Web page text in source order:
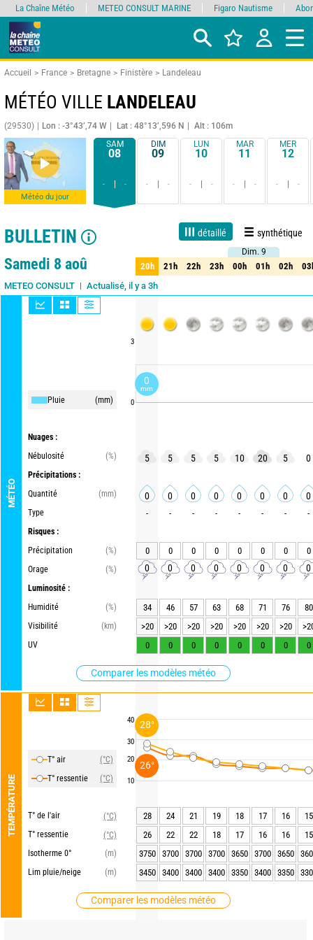
Accueil France Bretagne Finistère Landeleau
MÉTÉO VILLE LANDELEAU
(29530) Lon : -3°43’,74 W Lat : 48°13’,596 N Alt : 106m
Météo du jour
SAM
08
- -
DIM
09
- -
LUN
10
- -
MAR
11
- -
MER
12
- -
BULLETIN détaillé synthétique
Live 1 jour 3 jours 15 jours Fiabilité 75%
Samedi 8 aoû
METEO CONSULT Actualisé, il y a 3h
MÉTÉO
Pluie (mm)
Nuages :
Nébulosité
(%)
Précipitations :
Quantité
(mm)
Type
Risques :
Précipitation
(%)
Orage
(%)
Luminosité :
Humidité
(%)
Visibilité
(km)
UV
Comparer les modèles météo
TEMPÉRATURE
T° air
(°C)
T° ressentie
(°C)
T° de l'air
(°C)
T° ressentie
(°C)
Isotherme 0°
(m)
Lim pluie/neige
(m)
Comparer les modèles météo
3
0
40
30
20
10
Dim. 9
20h 21h 22h 23h 00h 01h 02h
Dim. 9
20h 21h 22h 23h 00h 01h 02h
5 5 5 5 10 20 5 0
0 0 0 0 0 0 0 0
- - - - - - - -
0 0 0 0 0 0 0 0
0 0 0 0 0 0 0 0
34 46 57 63 68 71 76
80
>20
>20 >20 >20 >20 >20 >20
0
0 0 0 0 0 0 0
28 24 21 19 18 17 16
15
26
22 22 18 17 16 16
15
3750
3700 3700 3700 3650 3700 3650
3450
3400 3400 3400 3350 3400 3350
La Chaîne Météo METEO CONSULT MARINE Figaro Nautisme
0
mm
28°
26°